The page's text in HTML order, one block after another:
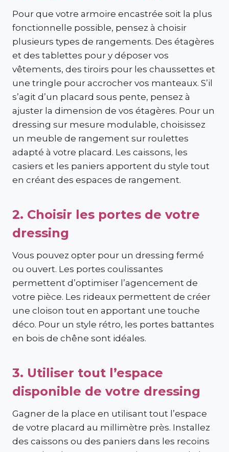
Pour que votre armoire encastrée soit la plus
fonctionnelle possible, pensez à choisir
plusieurs types de rangements. Des étagères
et des tablettes pour y déposer vos
vêtements, des tiroirs pour les chaussettes et
une tringle pour accrocher vos manteaux. S’il
s’agit d’un placard sous pente, pensez à
ajuster la dimension de vos étagères. Pour un
dressing sur mesure modulable, choisissez
un meuble de rangement sur roulettes
adapté à votre placard. Les caissons, les
casiers et les paniers apportent du style tout
en créant des espaces de rangement.
2. Choisir les portes de votre
dressing
Vous pouvez opter pour un dressing fermé
ou ouvert. Les portes coulissantes
permettent d’optimiser l’agencement de
votre pièce. Les rideaux permettent de créer
une cloison tout en apportant une touche
déco. Pour un style rétro, les portes battantes
en bois de chêne sont idéales.
3. Utiliser tout l’espace
disponible de votre dressing
Gagner de la place en utilisant tout l’espace
de votre placard au millimètre près. Installez
des caissons ou des paniers dans les recoins